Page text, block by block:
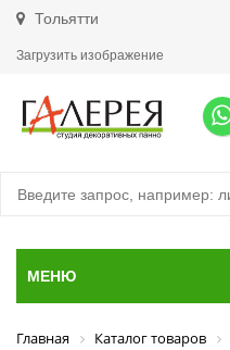
Тольятти
Загрузить изображение
МЕНЮ
Главная Каталог товаров